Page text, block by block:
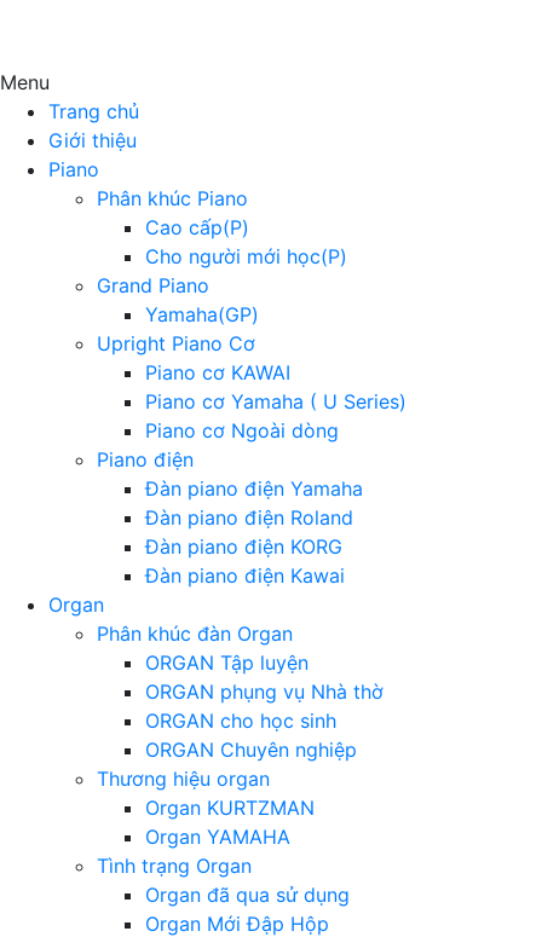
Menu
Trang chủ
Giới thiệu
Piano
Phân khúc Piano
Cao cấp(P)
Cho người mới học(P)
Grand Piano
Yamaha(GP)
Upright Piano Cơ
Piano cơ KAWAI
Piano cơ Yamaha ( U Series)
Piano cơ Ngoài dòng
Piano điện
Đàn piano điện Yamaha
Đàn piano điện Roland
Đàn piano điện KORG
Đàn piano điện Kawai
Organ
Phân khúc đàn Organ
ORGAN Tập luyện
ORGAN phụng vụ Nhà thờ
ORGAN cho học sinh
ORGAN Chuyên nghiệp
Thương hiệu organ
Organ KURTZMAN
Organ YAMAHA
Tình trạng Organ
Organ đã qua sử dụng
Organ Mới Đập Hộp